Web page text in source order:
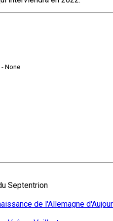
- None
Septentrion
de l'Allemagne